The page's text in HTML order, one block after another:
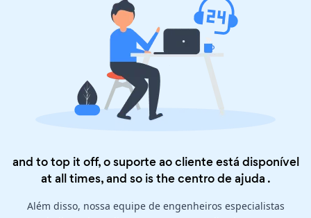
and to top it off, o suporte ao cliente está disponível
at all times, and so is thecentro de ajuda .
Além disso, nossa equipe de engenheiros especialistas